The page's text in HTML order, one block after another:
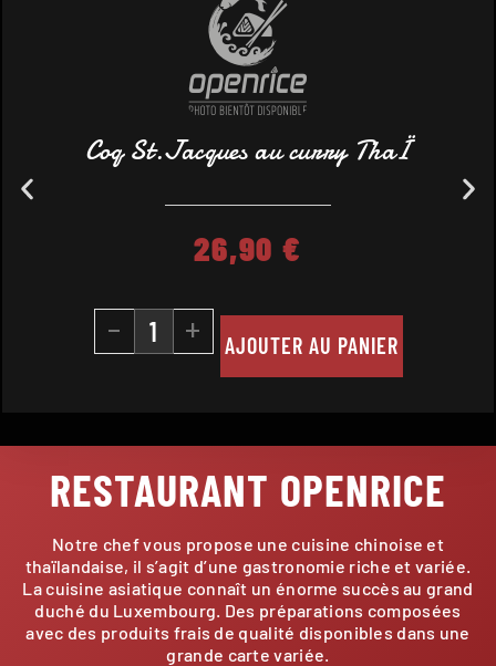
Coq St.Jacques au curry ThaÏ
26,90€
- + AJOUTER AU PANIER
RESTAURANT OPENRICE
Notre chef vous propose une cuisine chinoise et
thaïlandaise, il s’agit d’une gastronomie riche et variée.
La cuisine asiatique connaît un énorme succès au grand
duché du Luxembourg. Des préparations composées
avec des produits frais de qualité disponibles dans une
grande carte variée.